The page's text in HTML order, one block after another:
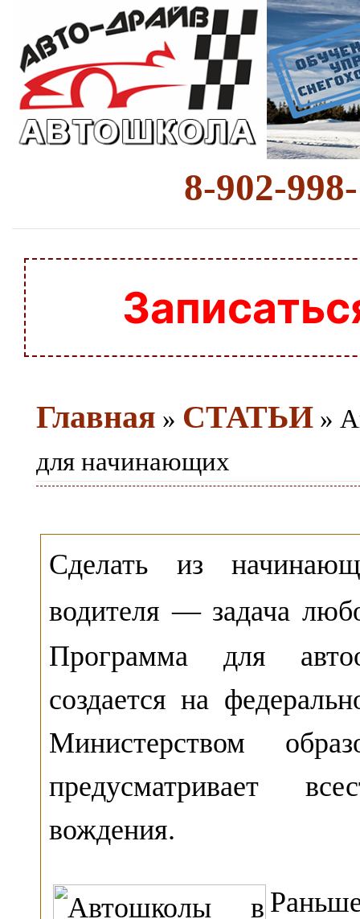
8-902-
Главная » СТАТЬИ »
для начинающих
Сделать из
водителя — задача
Программа для
создается на
Министерством
предусматривает
вождения.